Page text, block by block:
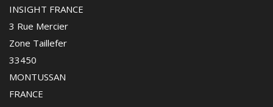
INSIGHT FRANCE
3 Rue Mercier
Zone Taillefer
33450
MONTUSSAN
FRANCE